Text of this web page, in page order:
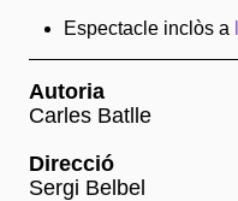
Espectacle inclòs a
Autoria
Carles Batlle
Direcció
Sergi Belbel